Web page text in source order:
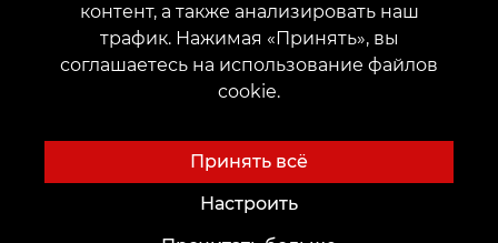
КОНТАКТЫ
Свяжитесь с нами: customers@vean-tattoo.com
marketing.veantattoo@gmail.com
Жалобы и предложения:complaints@vean-tattoo.com
контент, а также анализировать наш
трафик. Нажимая «Принять», вы
соглашаетесь на использование файлов
cookie.
Принять всё
Настроить